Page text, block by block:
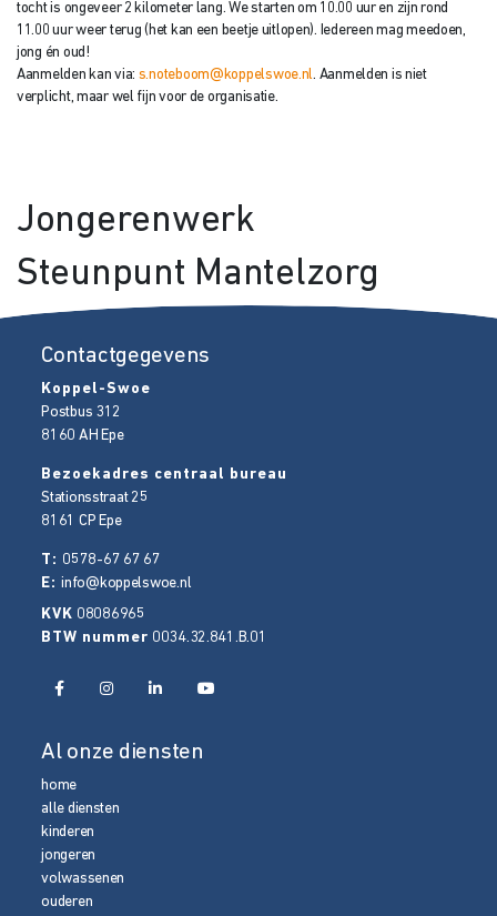
tocht is ongeveer 2 kilometer lang. We starten om 10.00 uur en zijn rond
11.00 uur weer terug (het kan een beetje uitlopen). Iedereen mag meedoen,
jong én oud!
Aanmelden kan via: s.noteboom@koppelswoe.nl. Aanmelden is niet
verplicht, maar wel fijn voor de organisatie.
Jongerenwerk
Steunpunt Mantelzorg
Contactgegevens
Koppel-Swoe
Postbus 312
8160 AH Epe
Bezoekadres centraal bureau
Stationsstraat 25
8161 CP Epe
T: 0578-67 67 67
E:info@koppelswoe.nl
KVK 08086965
BTW nummer 0034.32.841.B.01
Al onze diensten
home
alle diensten
kinderen
jongeren
volwassenen
ouderen